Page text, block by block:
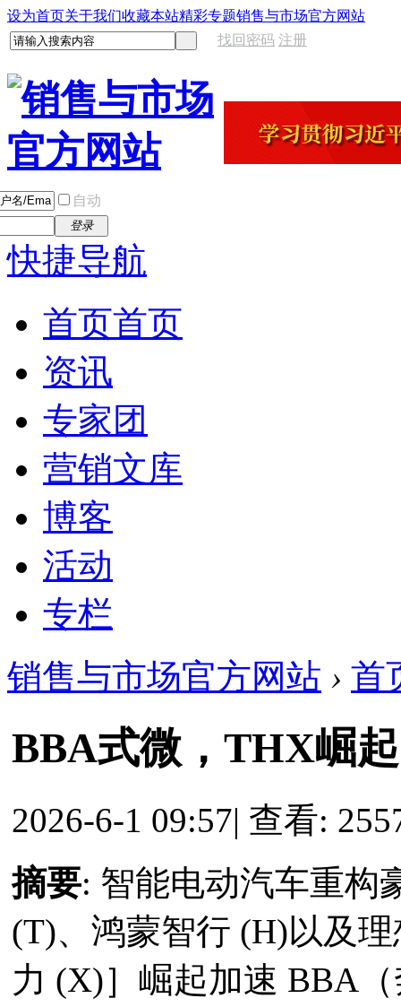
设为首页关于我们收藏本站精彩专题销售与市场官方网站
找回密码 注册
自动
登录
快捷导航
首页首页
资讯
专家团
营销文库
博客
活动
专栏
销售与市场官方网站 › 首
BBA式微，THX崛
2026-6-1 09:57| 查看:
摘要: 智能电动汽车重构
(T)、鸿蒙智行 (H)以及
力 (X)］崛起加速 BBA